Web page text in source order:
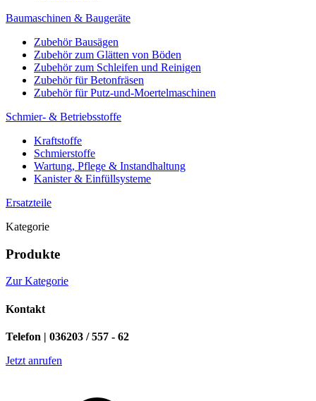
Baumaschinen & Baugeräte
Zubehör Bausägen
Zubehör zum Glätten von Böden
Zubehör zum Schleifen und Reinigen
Zubehör für Betonfräsen
Zubehör für Putz-und-Moertelmaschinen
Schmier- & Betriebsstoffe
Kraftstoffe
Schmierstoffe
Wartung, Pflege & Instandhaltung
Kanister & Einfüllsysteme
Ersatzteile
Kategorie
Produkte
Zur Kategorie
Kontakt
Telefon | 036203 / 557 - 62
Jetzt anrufen